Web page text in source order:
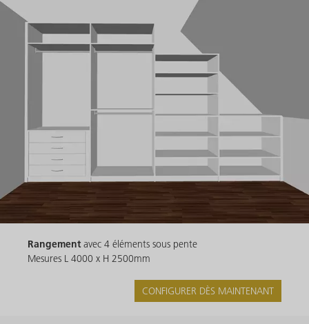
Rangementavec 4 éléments sous pente
Mesures L 4000 x H 2500mm
CONFIGURER DÈS MAINTENANT